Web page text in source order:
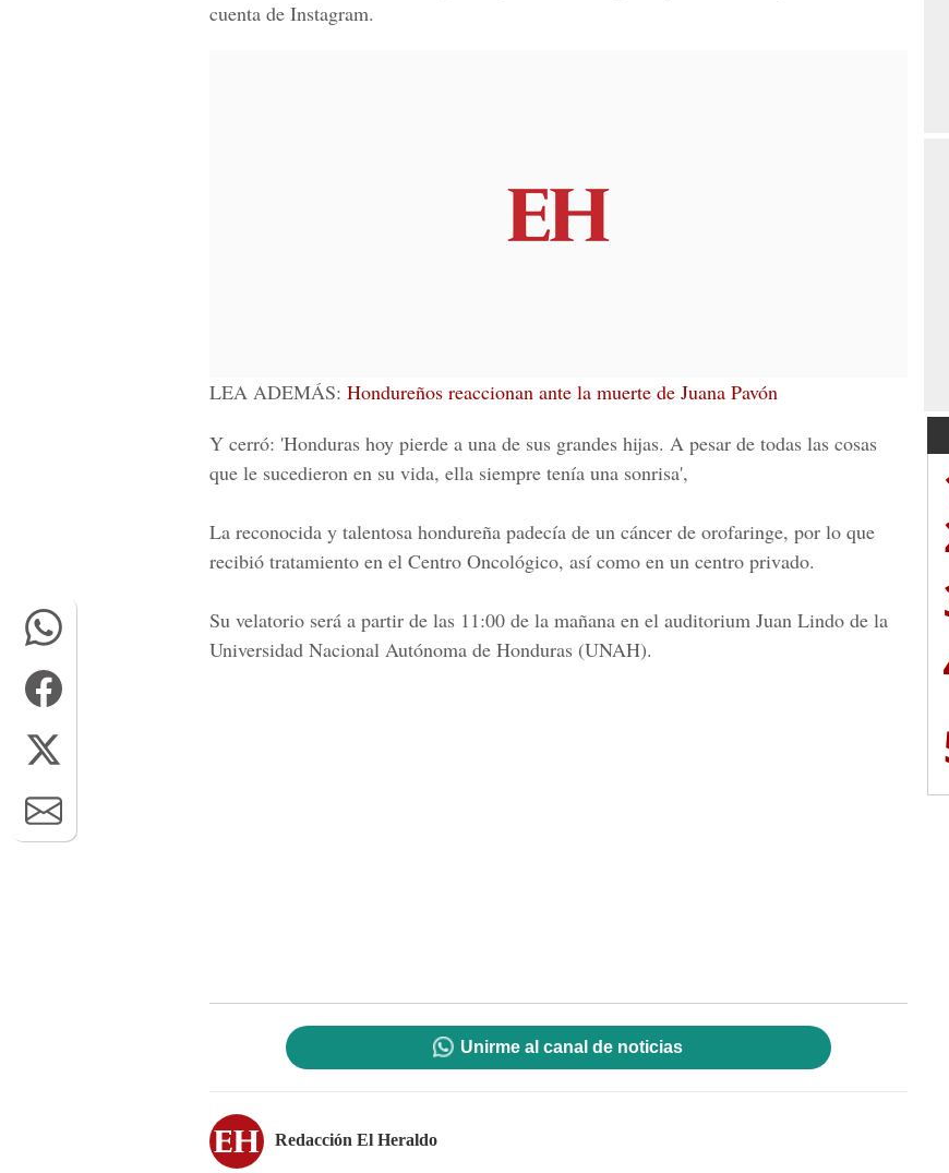
cuenta de Instagram.
LEA ADEMÁS: Hondureños reaccionan ante la muerte de Juana Pavón
Y cerró: 'Honduras hoy pierde a una de sus grandes hijas. A pesar de todas las cosas
que le sucedieron en su vida, ella siempre tenía una sonrisa',
La reconocida y talentosa hondureña padecía de un cáncer de orofaringe, por lo que
recibió tratamiento en el Centro Oncológico, así como en un centro privado.
Su velatorio será a partir de las 11:00 de la mañana en el auditorium Juan Lindo de la
Universidad Nacional Autónoma de Honduras (UNAH).
Unirme al canal de noticias
Redacción El Heraldo